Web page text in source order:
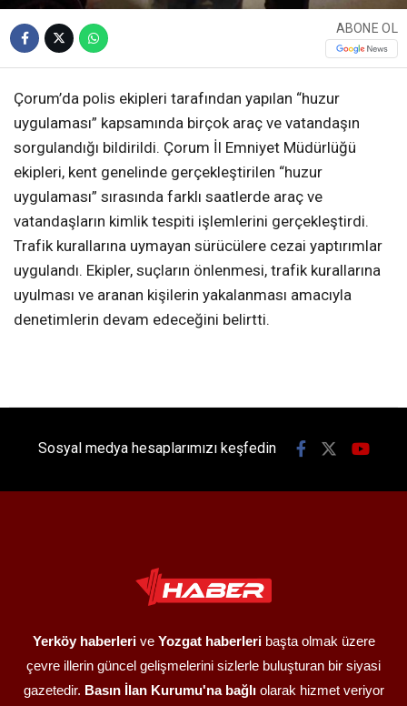
ABONE OL
Çorum’da polis ekipleri tarafından yapılan “huzur
uygulaması” kapsamında birçok araç ve vatandaşın
sorgulandığı bildirildi. Çorum İl Emniyet Müdürlüğü
ekipleri, kent genelinde gerçekleştirilen “huzur
uygulaması” sırasında farklı saatlerde araç ve
vatandaşların kimlik tespiti işlemlerini gerçekleştirdi.
Trafik kurallarına uymayan sürücülere cezai yaptırımlar
uygulandı. Ekipler, suçların önlenmesi, trafik kurallarına
uyulması ve aranan kişilerin yakalanması amacıyla
denetimlerin devam edeceğini belirtti.
Sosyal medya hesaplarımızı keşfedin
Yerköy haberlerive Yozgat haberleribaşta olmak üzere
çevre illerin güncel gelişmelerini sizlerle buluşturan bir siyasi
gazetedir. Basın İlan Kurumu'na bağlıolarak hizmet veriyor